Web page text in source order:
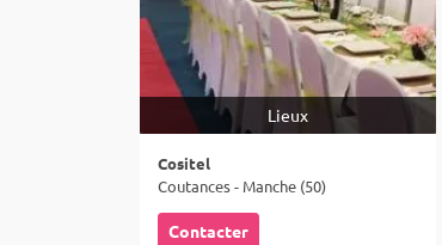
Lieux
Cositel
Coutances - Manche (50)
Contacter